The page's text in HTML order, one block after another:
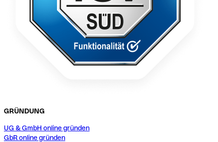
GRÜNDUNG
UG & GmbH online gründen
GbR online gründen